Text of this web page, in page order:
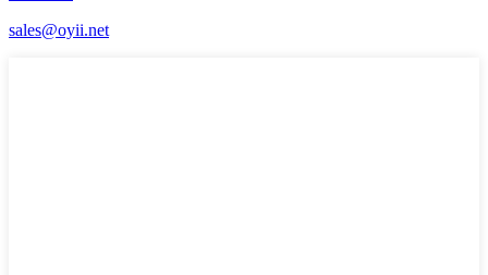
sales@oyii.net